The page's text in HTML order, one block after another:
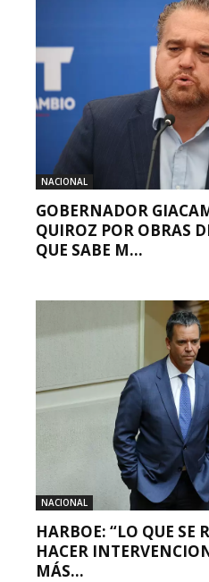
NACIONAL
GOBERNADOR
QUIROZ POR OBRAS
QUE SABE M...
NACIONAL
HARBOE: “LO QUE SE
HACER
MÁS...